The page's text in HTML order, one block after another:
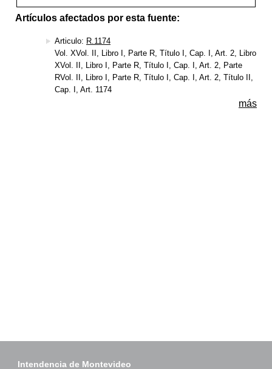
Artículos afectados por esta fuente:
Articulo: R.1174
Vol. XVol. II, Libro I, Parte R, Título I, Cap. I, Art. 2, Libro
XVol. II, Libro I, Parte R, Título I, Cap. I, Art. 2, Parte
RVol. II, Libro I, Parte R, Título I, Cap. I, Art. 2, Título II,
Cap. I, Art. 1174
más
Intendencia de Montevideo